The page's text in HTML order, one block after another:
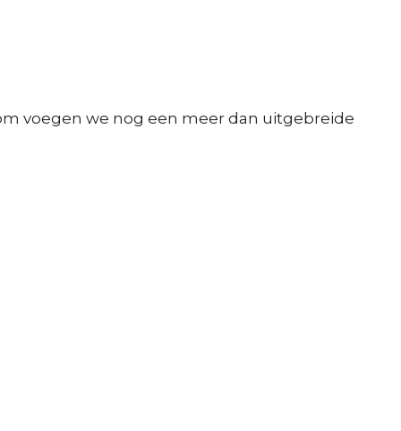
voegen we nog een meer dan uitgebreide